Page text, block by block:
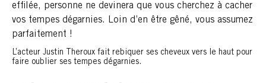
effilée, personne ne devinera que vous cherchez à cacher
vos tempes dégarnies. Loin d’en être gêné, vous assumez
parfaitement !
L’acteur Justin Theroux fait rebiquer ses cheveux vers le haut pour
faire oublier ses tempes dégarnies.